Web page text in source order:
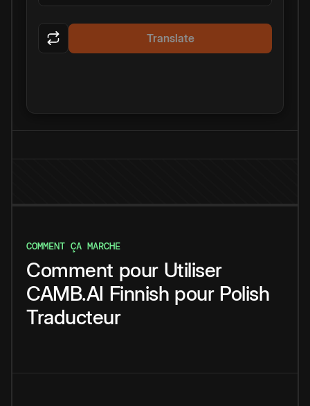
Translate
COMMENT ÇA MARCHE
Comment pour Utiliser
CAMB.AI Finnish pour Polish
Traducteur